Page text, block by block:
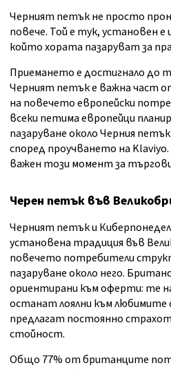
Черният петък не просто
повече. Той е тук, установен е
който хората пазаруват за
Приемането е достигнало до
Черният петък е важна част
на повечето европейски
всеки петима европейци
пазаруване около Черния
според проучването на Klaviyo.
важен този момент за
Черен петък във
Черният петък и
установена традиция във
повечето потребители
пазаруване около него.
ориентирани към оферти: те
останат лоялни към любимите
предлагат постоянно
стойност.
Общо 77% от британците